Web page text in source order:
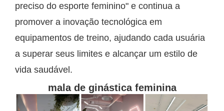
preciso do esporte feminino" e continua a
promover a inovação tecnológica em
equipamentos de treino, ajudando cada usuária
a superar seus limites e alcançar um estilo de
vida saudável.
mala de ginástica feminina